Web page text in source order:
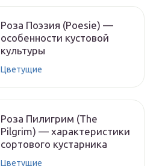
Роза Поэзия (Poesie) —
особенности кустовой
культуры
Цветущие
Роза Пилигрим (The
Pilgrim) — характеристики
сортового кустарника
Цветущие